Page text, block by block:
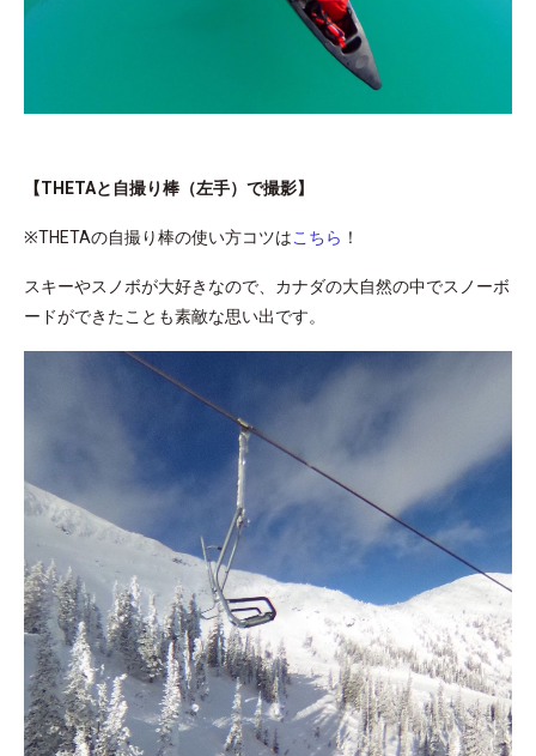
【THETAと自撮り棒（左手）で撮影】
※THETAの自撮り棒の使い方コツはこちら ！
スキーやスノボが大好きなので、カナダの大自然の中でスノーボ
ードができたことも素敵な思い出です。